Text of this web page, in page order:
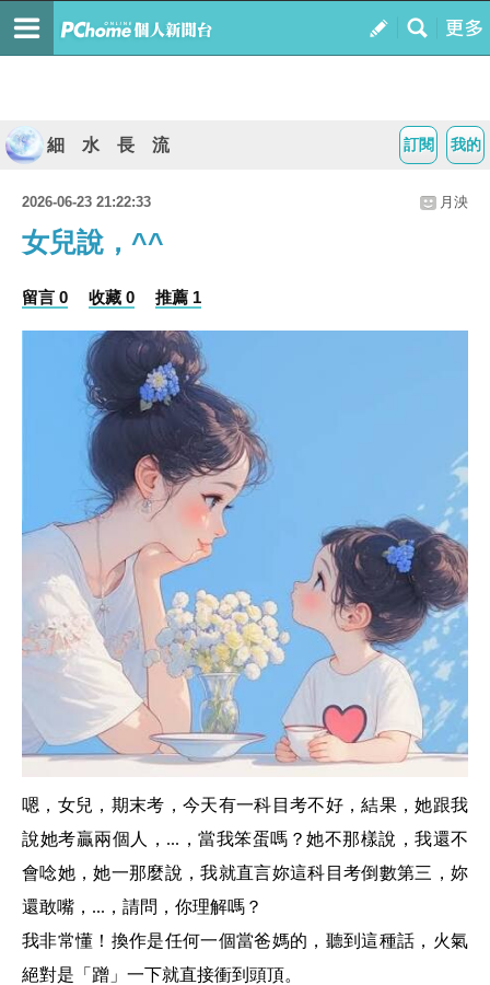
我的
訂閱
細 水 長 流
2026-06-23 21:22:33 月泱
女兒說，^^
留言 0 收藏 0 推薦 1
嗯，女兒，期末考，今天有一科目考不好，結果，她跟我
說她考贏兩個人，...，當我笨蛋嗎？她不那樣說，我還不
會唸她，她一那麼說，我就直言妳這科目考倒數第三，妳
還敢嘴，...，請問，你理解嗎？
我非常懂！換作是任何一個當爸媽的，聽到這種話，火氣
絕對是「蹭」一下就直接衝到頭頂。